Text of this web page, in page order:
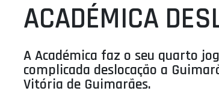
COMPETIÇÕES
ASSOCIAÇÕES
CLUBES
AGENTES
ACADÉMICA
A Académica faz o seu quarto
complicada deslocação a
Vitória de Guimarães.